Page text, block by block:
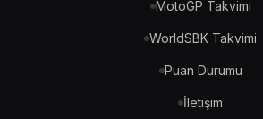
MotoGP Takvimi
WorldSBK Takvimi
Puan Durumu
İletişim